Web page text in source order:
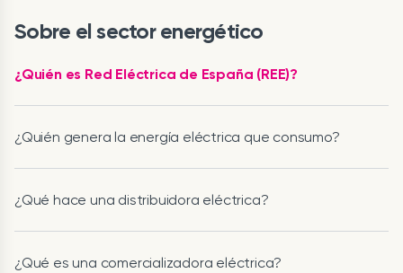
Sobre el sector energético
¿Quién es Red Eléctrica de España (REE)?
¿Quién genera la energía eléctrica que consumo?
¿Qué hace una distribuidora eléctrica?
¿Qué es una comercializadora eléctrica?